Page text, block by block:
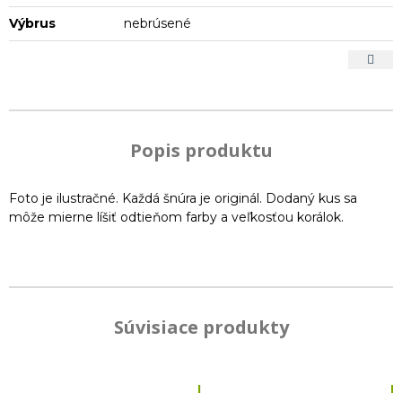
Výbrus nebrúsené
Popis produktu
Foto je ilustračné. Každá šnúra je originál. Dodaný kus sa
môže mierne líšiť odtieňom farby a veľkosťou korálok.
Súvisiace produkty